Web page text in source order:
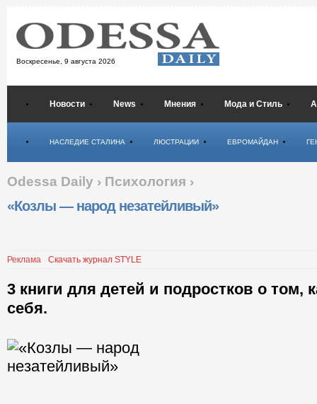
Воскресенье, 9 августа 2026
Новости News Мнения Мода и Стиль
НАСЛЕДИЕ СТАЛИНА ЛЮСТРАЦИИ ЕВРОМАЙДАН
Odessa Daily › Психология ›
«Козлы — народ незатейливый»
Реклама Скачать журнал STYLE
3 книги для детей и подростков о том,
себя.